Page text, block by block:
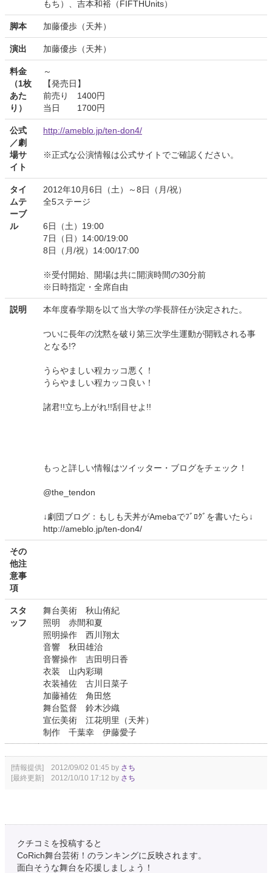
もち）、吉本和裕（FIFTHUnits）
脚本 加藤優歩（天丼）
演出 加藤優歩（天丼）
料金
（1枚
あた
り）
～
【発売日】
前売り 1400円
当日 1700円
公式
／劇
場サ
イト
http://ameblo.jp/ten-don4/
※正式な公演情報は公式サイトでご確認ください。
タイ
ムテ
ーブ
ル
2012年10月6日（土）～8日（月/祝）
全5ステージ
6日（土）19:00
7日（日）14:00/19:00
8日（月/祝）14:00/17:00
※受付開始、開場は共に開演時間の30分前
※日時指定・全席自由
説明 本年度春学期を以て当大学の学長辞任が決定された。
ついに長年の沈黙を破り第三次学生運動が開戦される事
となる!?
うらやましい程カッコ悪く！
うらやましい程カッコ良い！
諸君!!立ち上がれ!!刮目せよ!!
もっと詳しい情報はツイッター・ブログをチェック！
@the_tendon
↓劇団ブログ：もしも天丼がAmebaでﾌﾞﾛｸﾞを書いたら↓
http://ameblo.jp/ten-don4/
その
他注
意事
項
スタ
ッフ
舞台美術 秋山侑紀
照明 赤間和夏
照明操作 西川翔太
音響 秋田雄治
音響操作 吉田明日香
衣装 山内彩瑚
衣装補佐 古川日菜子
加藤補佐 角田悠
舞台監督 鈴木沙織
宣伝美術 江花明里（天丼）
制作 千葉幸 伊藤愛子
[情報提供] 2012/09/02 01:45 by さち
[最終更新] 2012/10/10 17:12 by さち
クチコミを投稿すると
CoRich舞台芸術！のランキングに反映されます。
面白そうな舞台を応援しましょう！